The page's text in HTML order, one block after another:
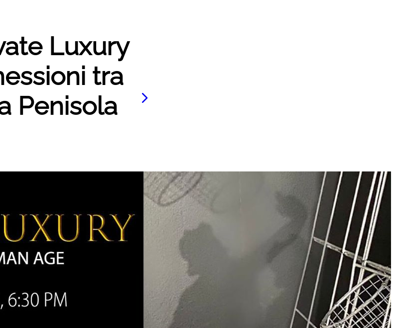
Luxury
tra
Penisola
Leggi anche
Guerra in Iran, l’allarme della Bce:
“Lo shock energetico brucia i
risparmi delle famiglie. Ecco chi